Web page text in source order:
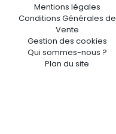
Mentions légales
Conditions Générales de
Vente
Gestion des cookies
Qui sommes-nous ?
Plan du site